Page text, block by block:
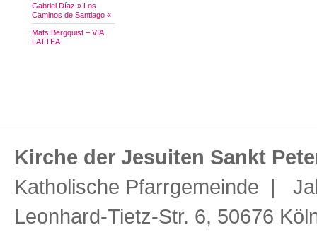
Gabriel Díaz » Los
Caminos de Santiago «
Mats Bergquist – VIA
LATTEA
Kirche der Jesuiten Sankt
Katholische Pfarrgemeinde |
Leonhard-Tietz-Str. 6, 50676